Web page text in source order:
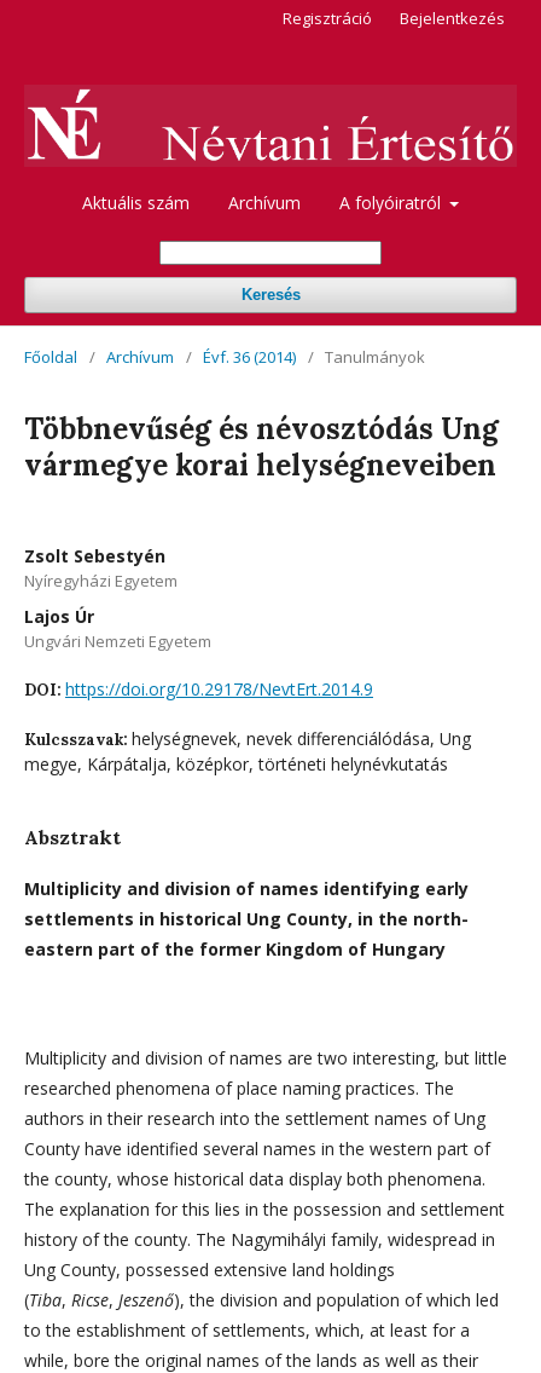
Aktuális szám Archívum A folyóiratról
Keresés
Regisztráció Bejelentkezés
Főoldal / Archívum / Évf. 36 (2014) / Tanulmányok
Többnevűség és névosztódás Ung
vármegye korai helységneveiben
Zsolt Sebestyén
Nyíregyházi Egyetem
Lajos Úr
Ungvári Nemzeti Egyetem
DOI: https://doi.org/10.29178/NevtErt.2014.9
Kulcsszavak: helységnevek, nevek differenciálódása, Ung
megye, Kárpátalja, középkor, történeti helynévkutatás
Absztrakt
Multiplicity and division of names identifying early
settlements in historical Ung County, in the north-
eastern part of the former Kingdom of Hungary
Multiplicity and division of names are two interesting, but little
researched phenomena of place naming practices. The
authors in their research into the settlement names of Ung
County have identified several names in the western part of
the county, whose historical data display both phenomena.
The explanation for this lies in the possession and settlement
history of the county. The Nagymihályi family, widespread in
Ung County, possessed extensive land holdings
(Tiba, Ricse, Jeszenő), the division and population of which led
to the establishment of settlements, which, at least for a
while, bore the original names of the lands as well as their